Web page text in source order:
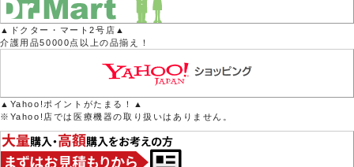
▲ドクター・マート2号店▲
介護用品50000点以上の品揃え！
▲Yahoo!ポイントがたまる！▲
※Yahoo!店では医療機器の取り扱いはありません。